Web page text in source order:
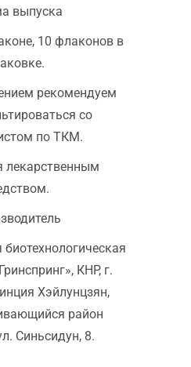
выпуска
10 флаконов в
рекомендуем
со
по ТКМ.
лекарственным
КНР, г.
Хэйлунцзян,
район
Синьсидун, 8.